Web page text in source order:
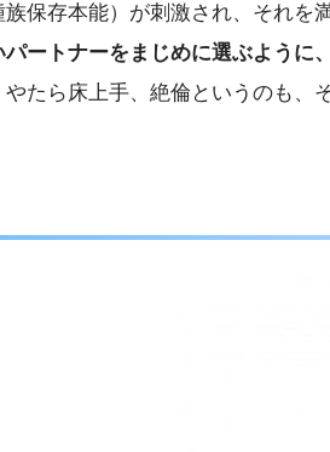
保存本能）が刺激され、それを
パートナーをまじめに選ぶように
たら床上手、絶倫というのも、